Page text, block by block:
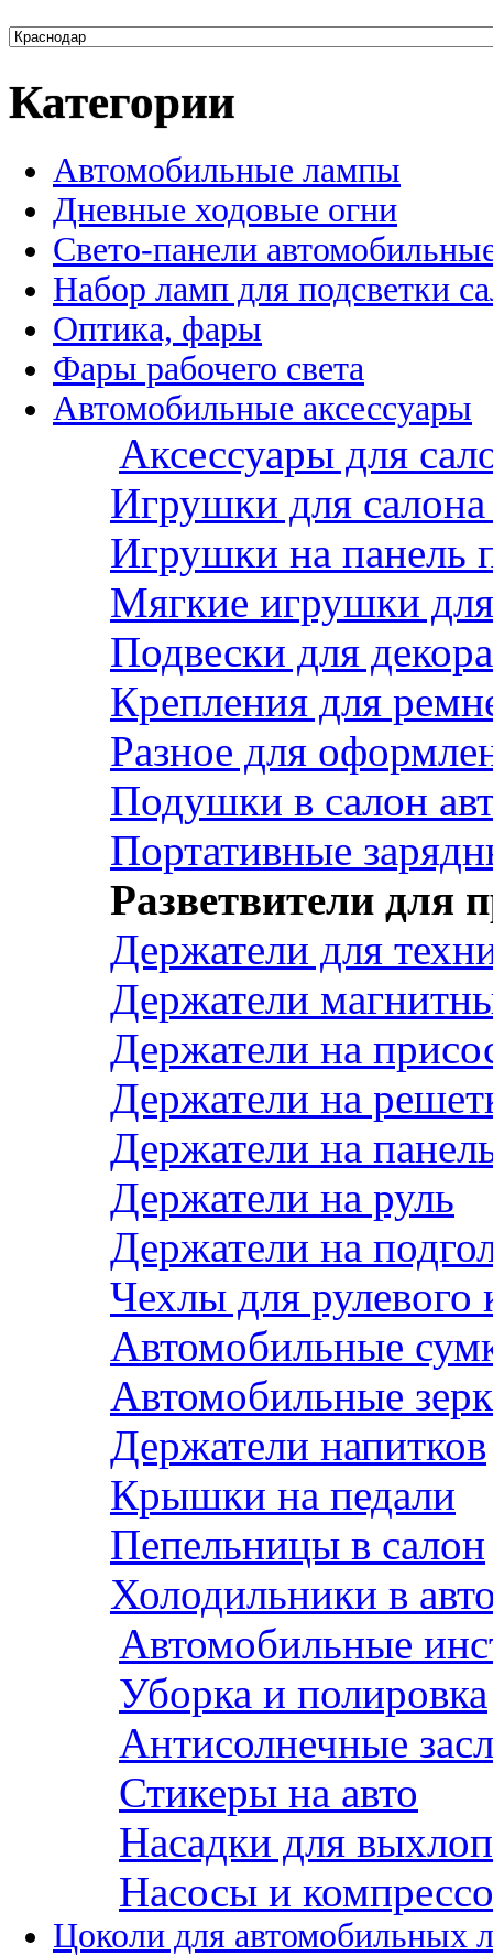
Категории
Автомобильные лампы
Дневные ходовые огни
Свето-панели
Набор ламп для подсветки
Оптика, фары
Фары рабочего света
Автомобильные аксессуары
Аксессуары для
Игрушки для
Игрушки на панель
Мягкие игрушки
Подвески для декора
Крепления для
Разное для
Подушки в салон
Портативные
Разветвители для
Держатели для
Держатели
Держатели на
Держатели на
Держатели на
Держатели на руль
Держатели на
Чехлы для рулевого
Автомобильные
Автомобильные
Держатели напитков
Крышки на педали
Пепельницы в салон
Холодильники в
Автомобильные
Уборка и полировка
Антисолнечные
Стикеры на авто
Насадки для
Насосы и
Цоколи для автомобильных